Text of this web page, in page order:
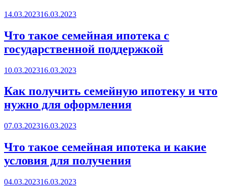
Posted
14.03.202316.03.2023
Что такое семейная ипотека с
государственной поддержкой
Posted
10.03.202316.03.2023
Как получить семейную ипотеку и что
нужно для оформления
Posted
07.03.202316.03.2023
Что такое семейная ипотека и какие
условия для получения
Posted
04.03.202316.03.2023